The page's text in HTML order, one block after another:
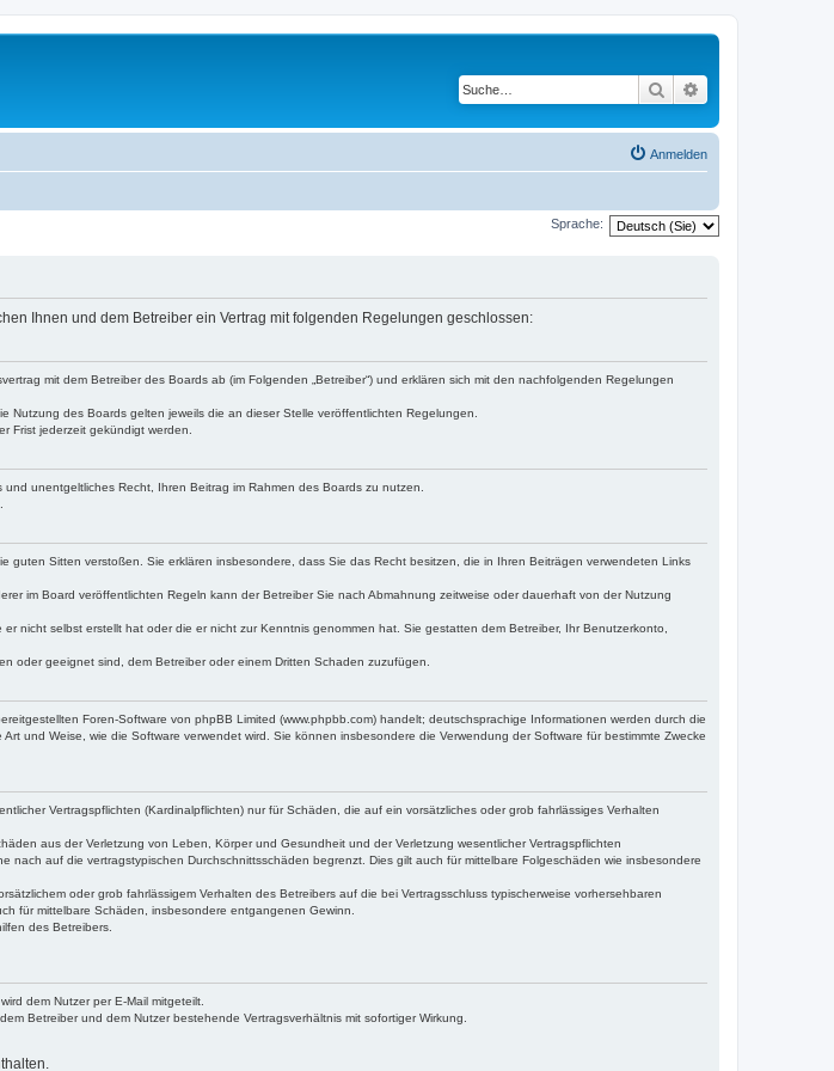
Suche
Anmelden
Sprache:
Ihnen und dem Betreiber ein Vertrag mit folgenden Regelungen geschlossen:
mit dem Betreiber des Boards ab (im Folgenden „Betreiber“) und erklären sich mit den nachfolgenden Regelungen
des Boards gelten jeweils die an dieser Stelle veröffentlichten Regelungen.
Frist jederzeit gekündigt werden.
unentgeltliches Recht, Ihren Beitrag im Rahmen des Boards zu nutzen.
Sitten verstoßen. Sie erklären insbesondere, dass Sie das Recht besitzen, die in Ihren Beiträgen verwendeten Links
im Board veröffentlichten Regeln kann der Betreiber Sie nach Abmahnung zeitweise oder dauerhaft von der Nutzung
nicht selbst erstellt hat oder die er nicht zur Kenntnis genommen hat. Sie gestatten dem Betreiber, Ihr Benutzerkonto,
oder geeignet sind, dem Betreiber oder einem Dritten Schaden zuzufügen.
Foren-Software von phpBB Limited (www.phpbb.com) handelt; deutschsprachige Informationen werden durch die
und Weise, wie die Software verwendet wird. Sie können insbesondere die Verwendung der Software für bestimmte Zwecke
Vertragspflichten (Kardinalpflichten) nur für Schäden, die auf ein vorsätzliches oder grob fahrlässiges Verhalten
aus der Verletzung von Leben, Körper und Gesundheit und der Verletzung wesentlicher Vertragspflichten
auf die vertragstypischen Durchschnittsschäden begrenzt. Dies gilt auch für mittelbare Folgeschäden wie insbesondere
oder grob fahrlässigem Verhalten des Betreibers auf die bei Vertragsschluss typischerweise vorhersehbaren
für mittelbare Schäden, insbesondere entgangenen Gewinn.
des Betreibers.
dem Nutzer per E-Mail mitgeteilt.
Betreiber und dem Nutzer bestehende Vertragsverhältnis mit sofortiger Wirkung.